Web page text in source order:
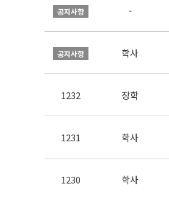
공지사항 -
공지사항 학사
1232 장학
1231 학사
1230 학사